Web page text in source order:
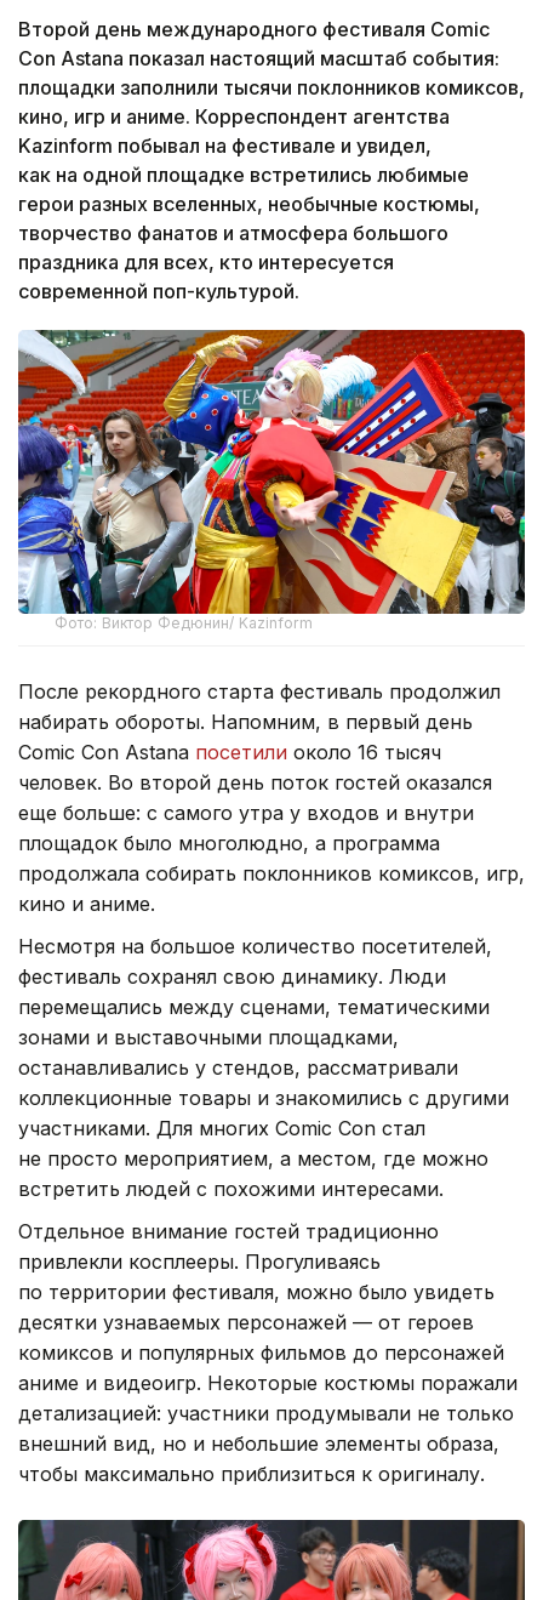
Второй день международного фестиваля Comic
Con Astana показал настоящий масштаб события:
площадки заполнили тысячи поклонников комиксов,
кино, игр и аниме. Корреспондент агентства
Kazinform побывал на фестивале и увидел,
как на одной площадке встретились любимые
герои разных вселенных, необычные костюмы,
творчество фанатов и атмосфера большого
праздника для всех, кто интересуется
современной поп-культурой.
Фото: Виктор Федюнин/ Kazinform
После рекордного старта фестиваль продолжил
набирать обороты. Напомним, в первый день
Comic Con Astana посетили около 16 тысяч
человек. Во второй день поток гостей оказался
еще больше: с самого утра у входов и внутри
площадок было многолюдно, а программа
продолжала собирать поклонников комиксов, игр,
кино и аниме.
Несмотря на большое количество посетителей,
фестиваль сохранял свою динамику. Люди
перемещались между сценами, тематическими
зонами и выставочными площадками,
останавливались у стендов, рассматривали
коллекционные товары и знакомились с другими
участниками. Для многих Comic Con стал
не просто мероприятием, а местом, где можно
встретить людей с похожими интересами.
Отдельное внимание гостей традиционно
привлекли косплееры. Прогуливаясь
по территории фестиваля, можно было увидеть
десятки узнаваемых персонажей — от героев
комиксов и популярных фильмов до персонажей
аниме и видеоигр. Некоторые костюмы поражали
детализацией: участники продумывали не только
внешний вид, но и небольшие элементы образа,
чтобы максимально приблизиться к оригиналу.